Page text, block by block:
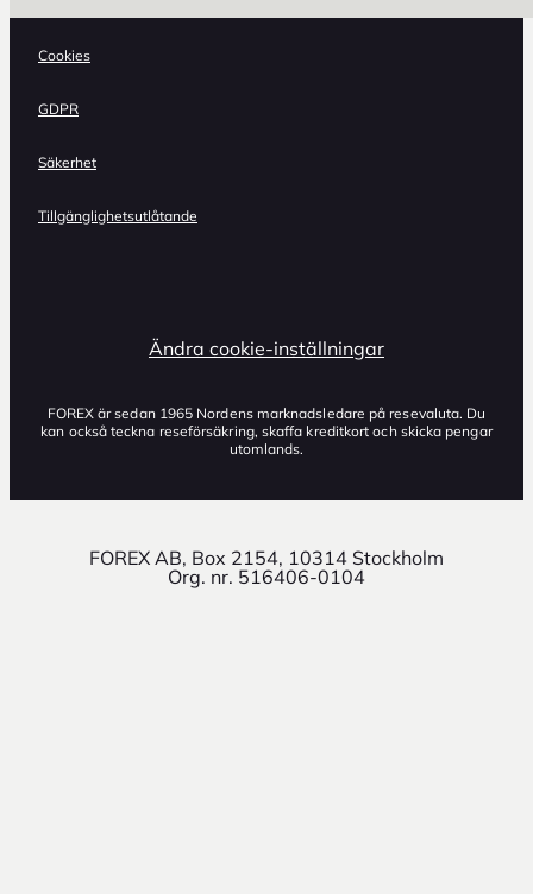
Cookies
GDPR
Säkerhet
Tillgänglighetsutlåtande
Ändra cookie-inställningar
FOREX är sedan 1965 Nordens marknadsledare på resevaluta. Du
kan också teckna reseförsäkring, skaffa kreditkort och skicka pengar
utomlands.
FOREX AB, Box 2154, 10314 Stockholm
Org. nr. 516406-0104